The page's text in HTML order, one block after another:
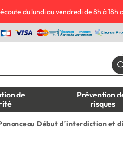
du lundi au vendredi de 8h à 18h
de
Prévention
risques
Début d´interdiction et